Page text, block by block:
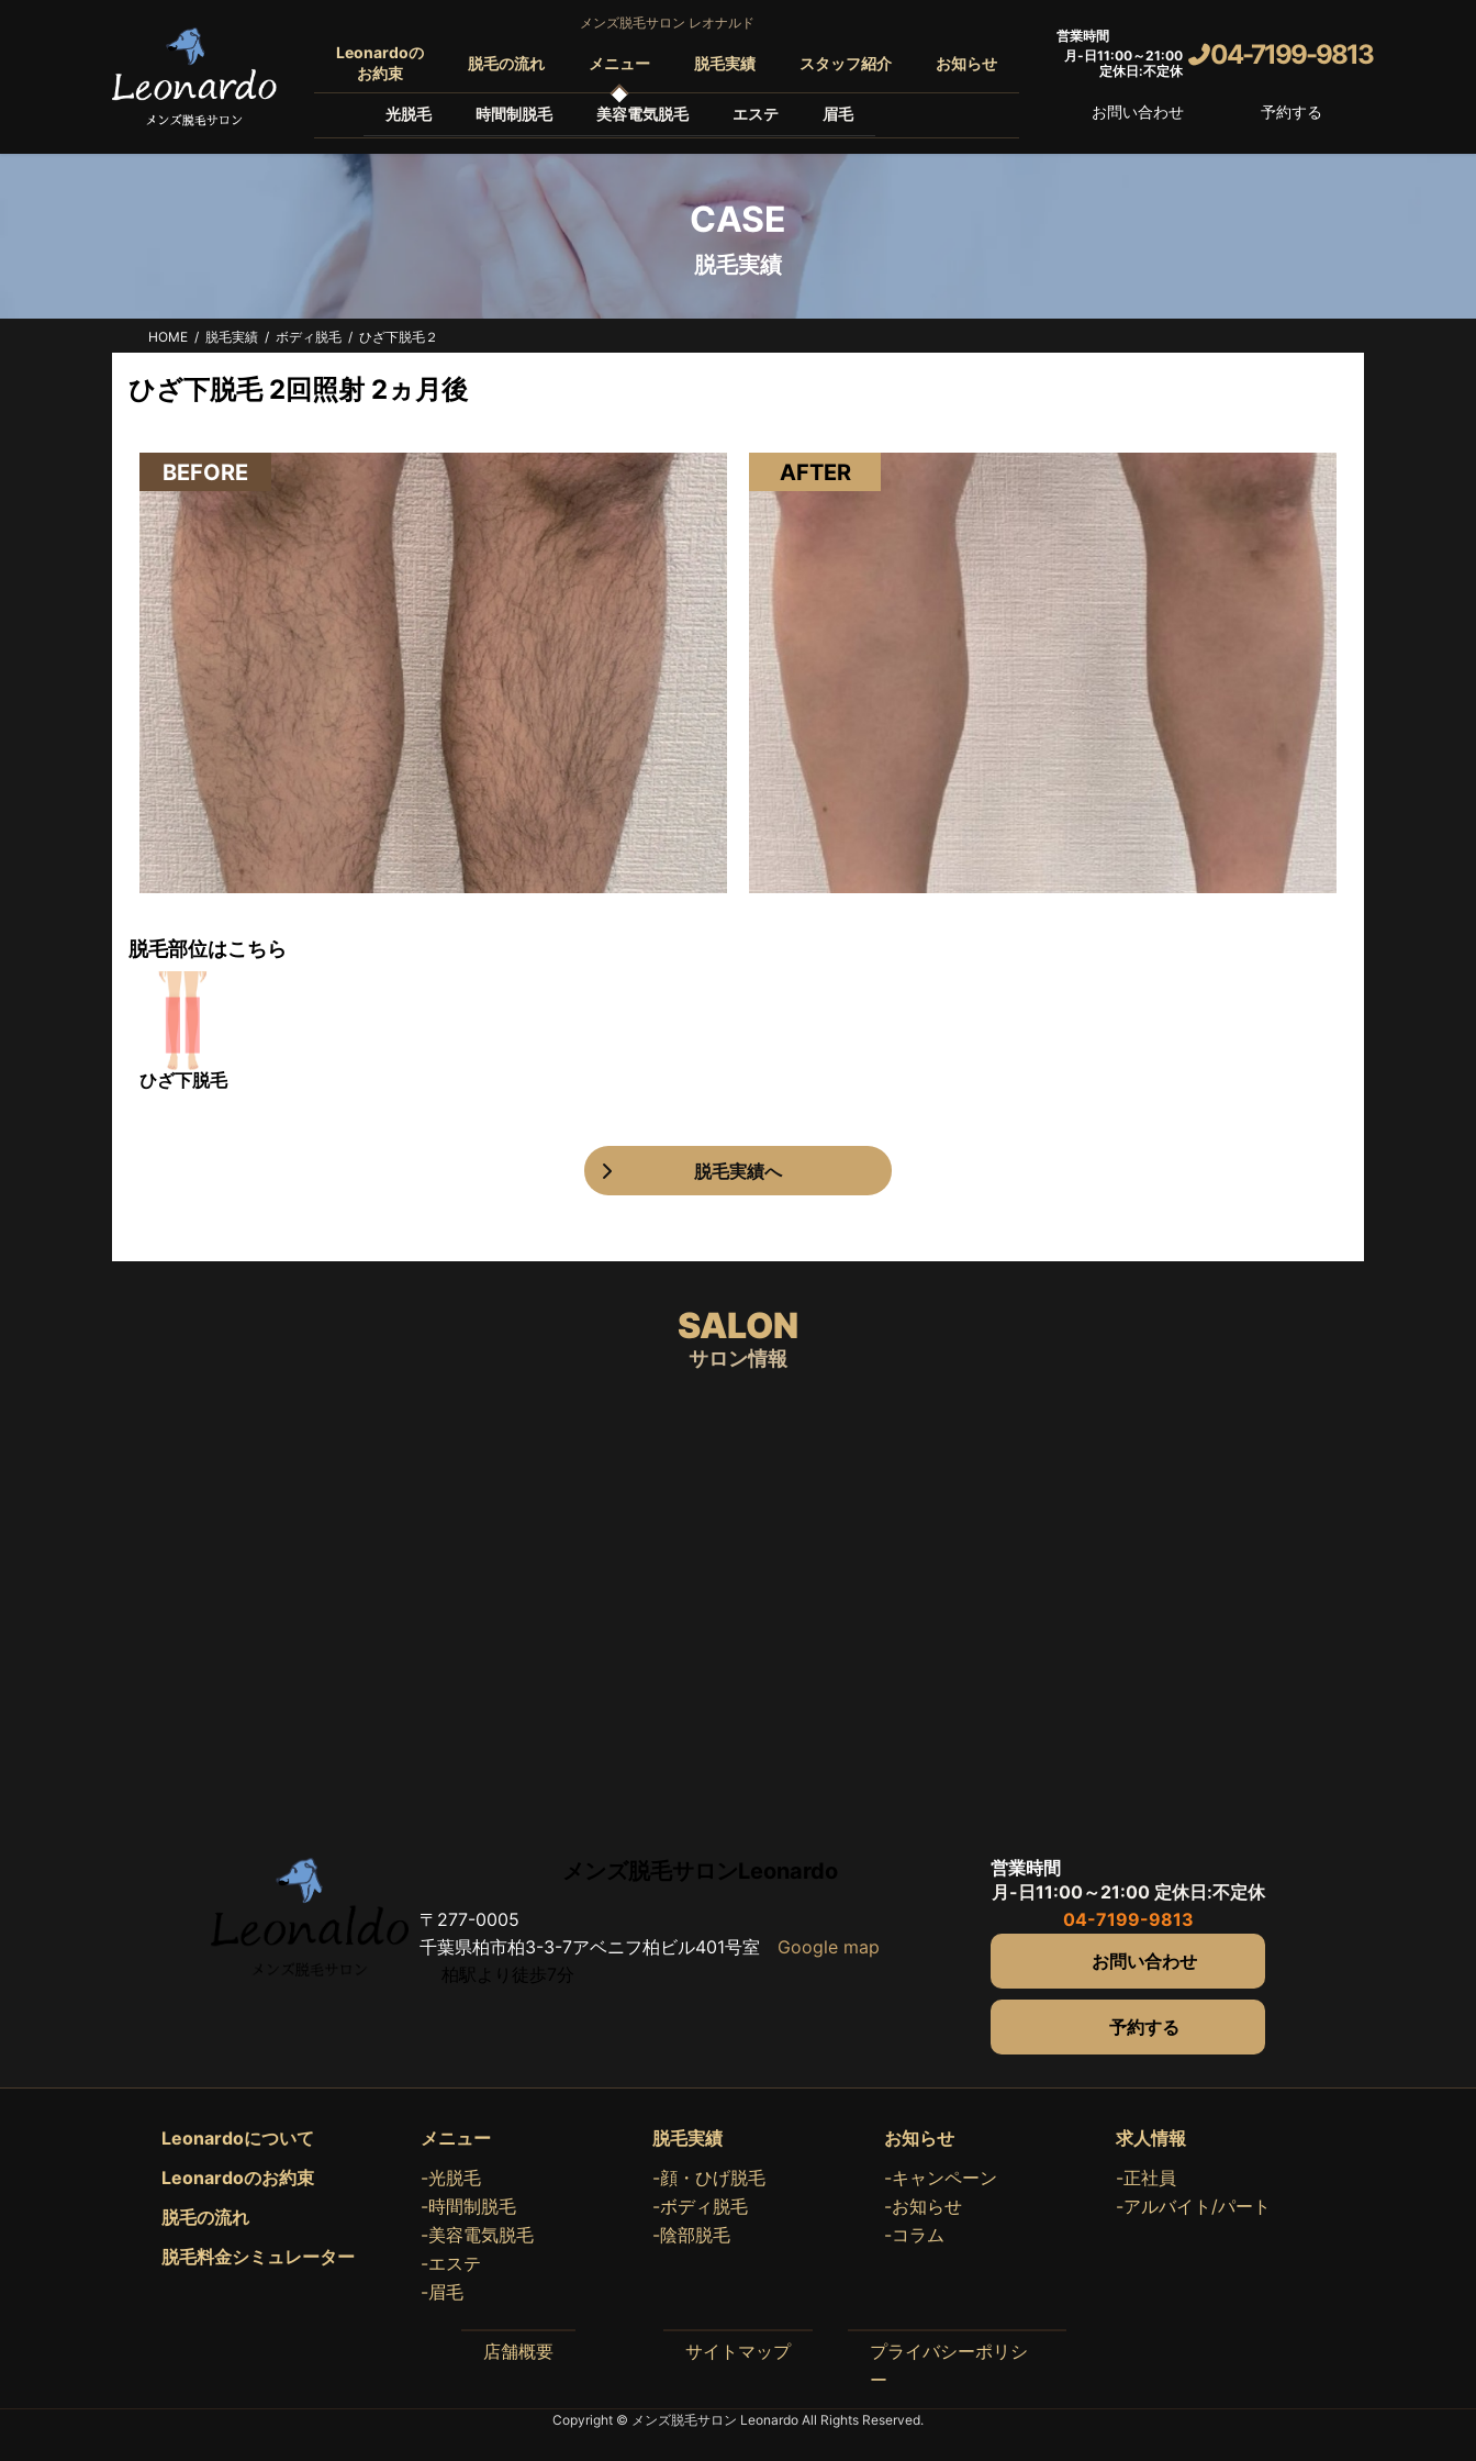
へ
ョ
メンズ脱毛サロン レオナルド
Leonardoの
お約束
脱毛の流れ メニュー
光脱毛 時間制脱毛 美容電気脱毛 エステ 眉毛
脱毛実績 スタッフ紹介 お知らせ
営業時間
月-日11:00～21:00
定休日:不定休
04-7199-9813
お問い合わせ 予約する
CASE
脱毛実績
HOME 脱毛実績 ボディ脱毛 ひざ下脱毛２
ひざ下脱毛 2回照射 2ヵ月後
BEFORE AFTER
脱毛部位はこちら
ひざ下脱毛
脱毛実績へ
SALON
サロン情報
メンズ脱毛サロンLeonardo
〒277-0005
千葉県柏市柏3-3-7アベニフ柏ビル401号室
Google map
柏駅より徒歩7分
営業時間
月-日11:00～21:00 定休日:不定休
04-7199-9813
お問い合わせ
予約する
Leonardoについて
Leonardoのお約束
脱毛の流れ
脱毛料金シミュレーター
メニュー
-光脱毛
-時間制脱毛
-美容電気脱毛
-エステ
-眉毛
脱毛実績
-顔・ひげ脱毛
-ボディ脱毛
-陰部脱毛
お知らせ
-キャンペーン
-お知らせ
-コラム
求人情報
-正社員
-アルバイト/パート
店舗概要 サイトマップ
プライバシーポリシ
ー
Copyright © メンズ脱毛サロン Leonardo All Rights Reserved.